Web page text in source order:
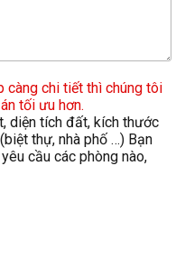
càng chi tiết thì chúng tôi
tối ưu hơn.
diện tích đất, kích thước
thự, nhà phố …) Bạn
cầu các phòng nào,